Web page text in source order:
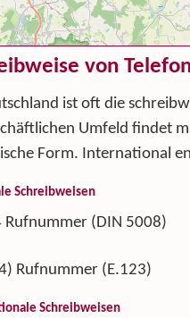
von
ist oft die
Umfeld findet
Form. International
Schreibweisen
Rufnummer (DIN 5008)
Rufnummer (E.123)
Schreibweisen